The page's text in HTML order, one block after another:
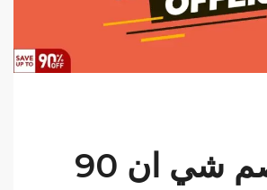
كود خصم شي ان 90